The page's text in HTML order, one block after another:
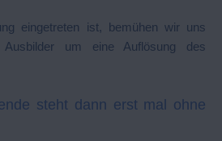
eingetreten ist, bemühen wir uns
um eine Auflösung des
steht dann erst mal ohne